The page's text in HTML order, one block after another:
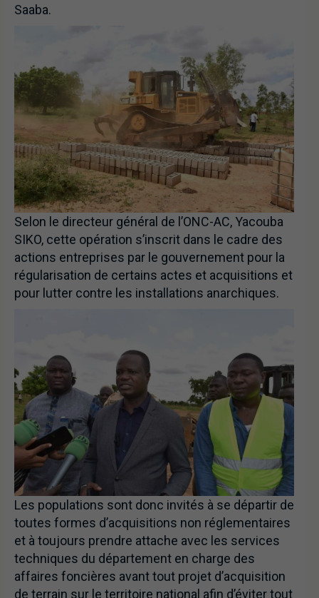
Saaba.
Selon le directeur général de l’ONC-AC, Yacouba
SIKO, cette opération s’inscrit dans le cadre des
actions entreprises par le gouvernement pour la
régularisation de certains actes et acquisitions et
pour lutter contre les installations anarchiques.
Les populations sont donc invités à se départir de
toutes formes d’acquisitions non réglementaires
et à toujours prendre attache avec les services
techniques du département en charge des
affaires foncières avant tout projet d’acquisition
de terrain sur le territoire national afin d’éviter tout